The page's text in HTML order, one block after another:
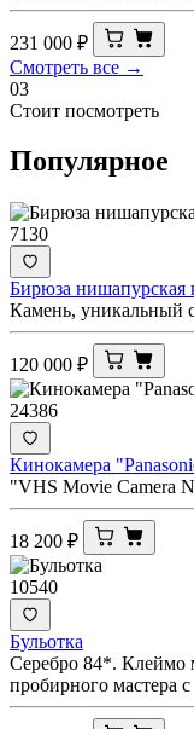
231 000 ₽
Смотреть все →
03
Стоит посмотреть
Популярное
7130
Бирюза нишапурская
Камень, уникальный
120 000 ₽
24386
Кинокамера
"VHS Movie Camera
18 200 ₽
10540
Бульотка
Серебро 84*. Клеймо
пробирного мастера